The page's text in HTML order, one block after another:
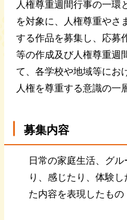
人権尊重週間行事の一環
を対象に、人権尊重やさ
する作品を募集し、応募
等の作成及び人権尊重週
て、各学校や地域等にお
人権を尊重する意識の
募集内容
日常の家庭生活、グ
り、感じたり、体験
た内容を表現したもの